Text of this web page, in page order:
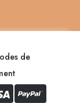
de